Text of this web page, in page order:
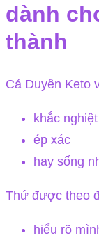
dành
thành
Cả Duyên Keto
khắc
ép xác
hay sống
Thứ được theo
hiểu rõ